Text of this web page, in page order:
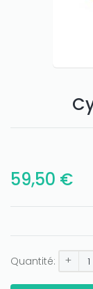
59,50 €
Quantité: +
Only play at
amount on